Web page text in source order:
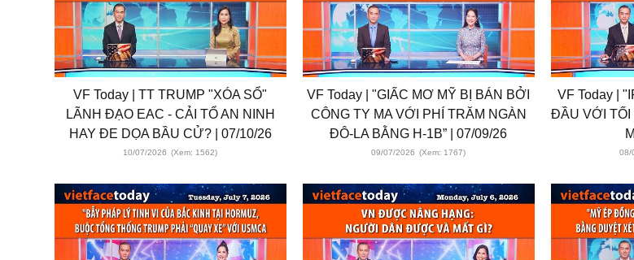
VF Today | TT TRUMP "XÓA SỔ"
LÃNH ĐẠO EAC - CẢI TỔ AN NINH
HAY ĐE DỌA BẦU CỬ? | 07/10/26
10/07/2026 (Xem: 1562)
VF Today | "GIẤC MƠ MỸ BỊ BÁN BỞI
CÔNG TY MA VỚI PHÍ TRĂM NGÀN
ĐÔ-LA BẰNG H-1B” | 07/09/26
09/07/2026 (Xem: 1767)
VF Today |
ĐẦU VỚI TỐI
08/